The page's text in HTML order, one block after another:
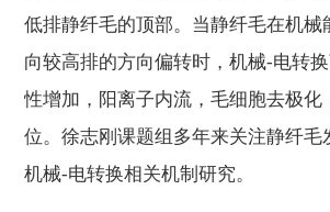
低排静纤毛的顶部。当静纤毛在机械
向较高排的方向偏转时，机械-电转换
性增加 ，阳离子内流，毛细胞去极
位。徐志刚课题组多年来关注静纤毛
机械-电转换相关机制研究。